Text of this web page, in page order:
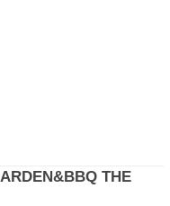
THE